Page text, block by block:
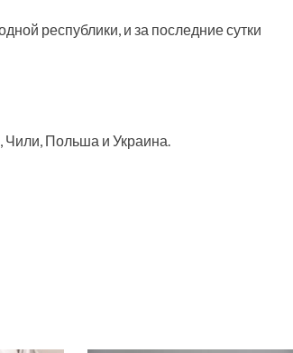
республики, и за последние сутки
Чили, Польша и Украина.